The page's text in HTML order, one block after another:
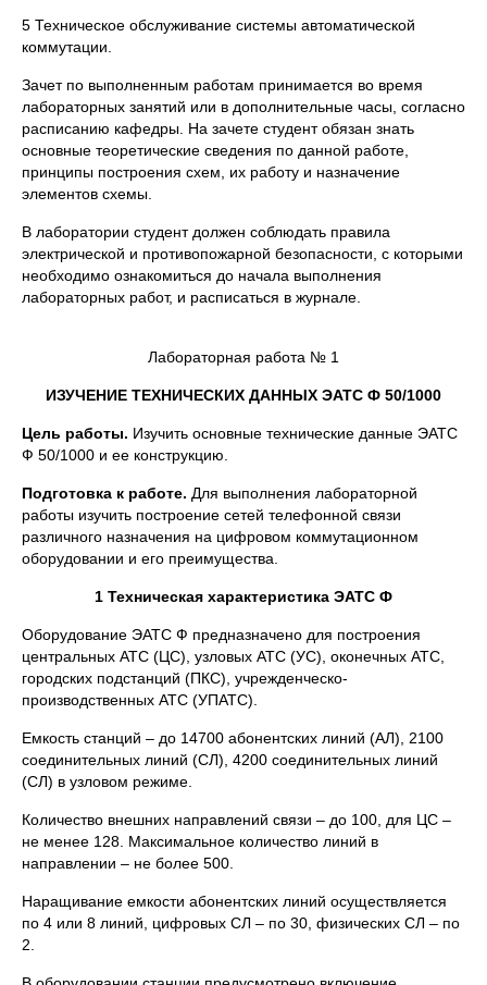
5 Техническое обслуживание системы автоматической
коммутации.
Зачет по выполненным работам принимается во время
лабораторных занятий или в дополнительные часы, согласно
расписанию кафедры. На зачете студент обязан знать
основные теоретические сведения по данной работе,
принципы построения схем, их работу и назначение
элементов схемы.
В лаборатории студент должен соблюдать правила
электрической и противопожарной безопасности, с которыми
необходимо ознакомиться до начала выполнения
лабораторных работ, и расписаться в журнале.
Лабораторная работа № 1
ИЗУЧЕНИЕ ТЕХНИЧЕСКИХ ДАННЫХ ЭАТС Ф 50/1000
Цель работы. Изучить основные технические данные ЭАТС
Ф 50/1000 и ее конструкцию.
Подготовка к работе. Для выполнения лабораторной
работы изучить построение сетей телефонной связи
различного назначения на цифровом коммутационном
оборудовании и его преимущества.
1 Техническая характеристика ЭАТС Ф
Оборудование ЭАТС Ф предназначено для построения
центральных АТС (ЦС), узловых АТС (УС), оконечных АТС,
городских подстанций (ПКС), учрежденческо-
производственных АТС (УПАТС).
Емкость станций – до 14700 абонентских линий (АЛ), 2100
соединительных линий (СЛ), 4200 соединительных линий
(СЛ) в узловом режиме.
Количество внешних направлений связи – до 100, для ЦС –
не менее 128. Максимальное количество линий в
направлении – не более 500.
Наращивание емкости абонентских линий осуществляется
по 4 или 8 линий, цифровых СЛ – по 30, физических СЛ – по
2.